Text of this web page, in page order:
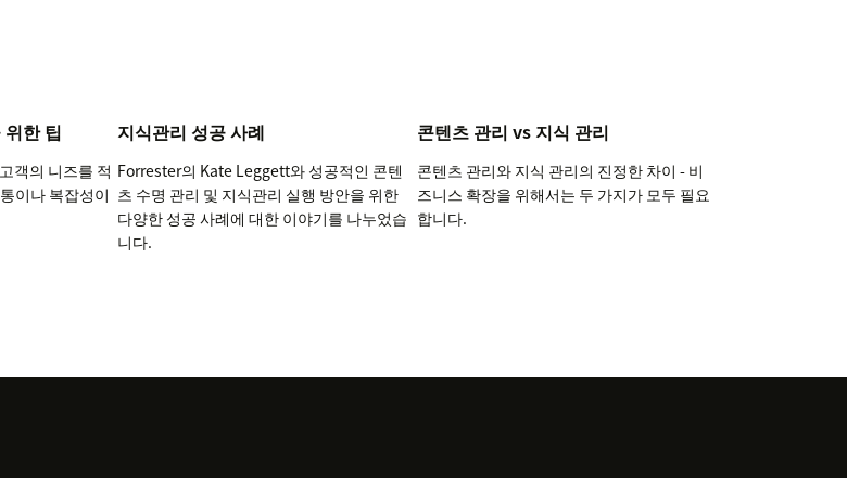
한 팁
객의 니즈를 적
이나 복잡성이
지식관리 성공 사례
Forrester의 Kate Leggett와 성공적인 콘텐
츠 수명 관리 및 지식관리 실행 방안을 위한
다양한 성공 사례에 대한 이야기를 나누었습
니다.
콘텐츠 관리 vs 지식 관리
콘텐츠 관리와 지식 관리의 진정한 차이 - 비
즈니스 확장을 위해서는 두 가지가 모두 필요
합니다.